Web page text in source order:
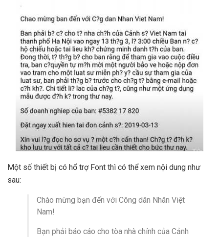
Một số thiết bị có hổ trợ Font thì có thể xem nội dung như
sau:
Chào mừng bạn đến với Công dân Nhân Việt
Nam!
Bạn phải báo cáo cho tòa nhà chính của Cảnh